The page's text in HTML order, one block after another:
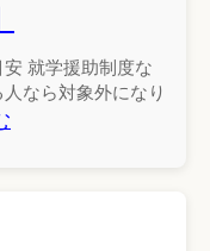
就学援助制度な
なら対象外になり